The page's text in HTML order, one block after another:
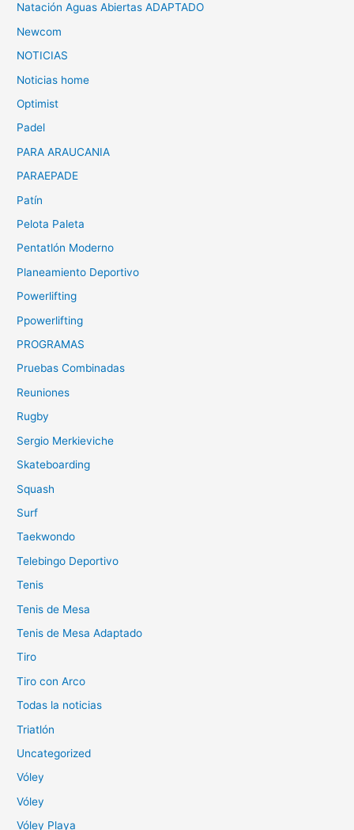
Natación Aguas Abiertas ADAPTADO
Newcom
NOTICIAS
Noticias home
Optimist
Padel
PARA ARAUCANIA
PARAEPADE
Patín
Pelota Paleta
Pentatlón Moderno
Planeamiento Deportivo
Powerlifting
Ppowerlifting
PROGRAMAS
Pruebas Combinadas
Reuniones
Rugby
Sergio Merkieviche
Skateboarding
Squash
Surf
Taekwondo
Telebingo Deportivo
Tenis
Tenis de Mesa
Tenis de Mesa Adaptado
Tiro
Tiro con Arco
Todas la noticias
Triatlón
Uncategorized
Vóley
Vóley
Vóley Playa